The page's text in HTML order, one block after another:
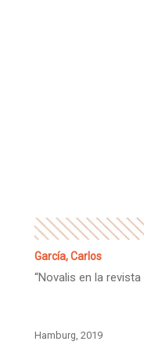
García, Carlos
“Novalis en la revista
Hamburg, 2019